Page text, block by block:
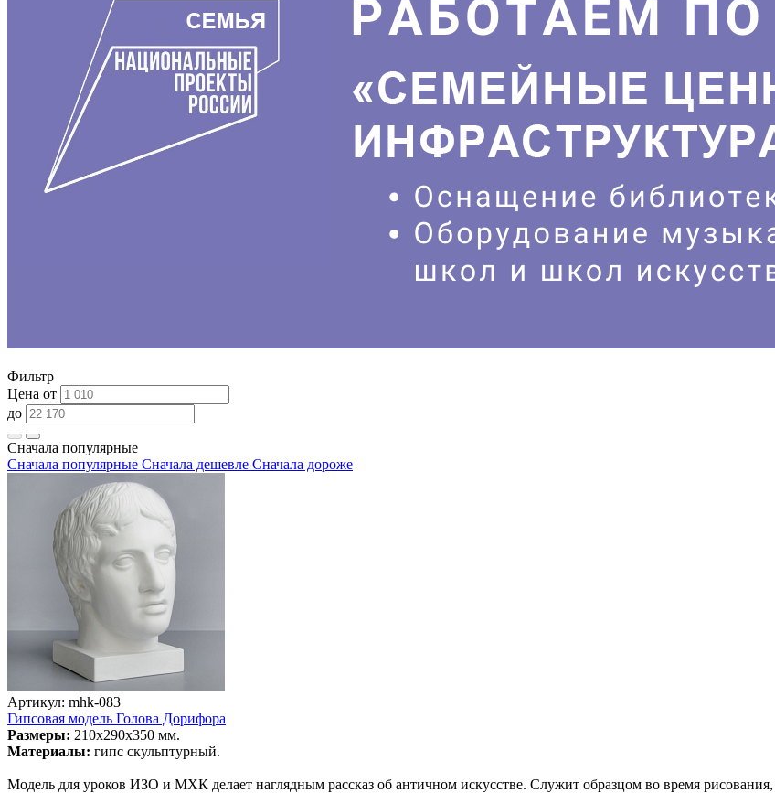
Фильтр
Цена от
до
Сначала популярные
Сначала популярные Сначала дешевле Сначала дороже
Артикул: mhk-083
Гипсовая модель Голова Дорифора
Размеры: 210х290х350 мм.
Материалы: гипс скульптурный.
Модель для уроков ИЗО и МХК делает наглядным рассказ об античном искусстве. Служит образцом во время